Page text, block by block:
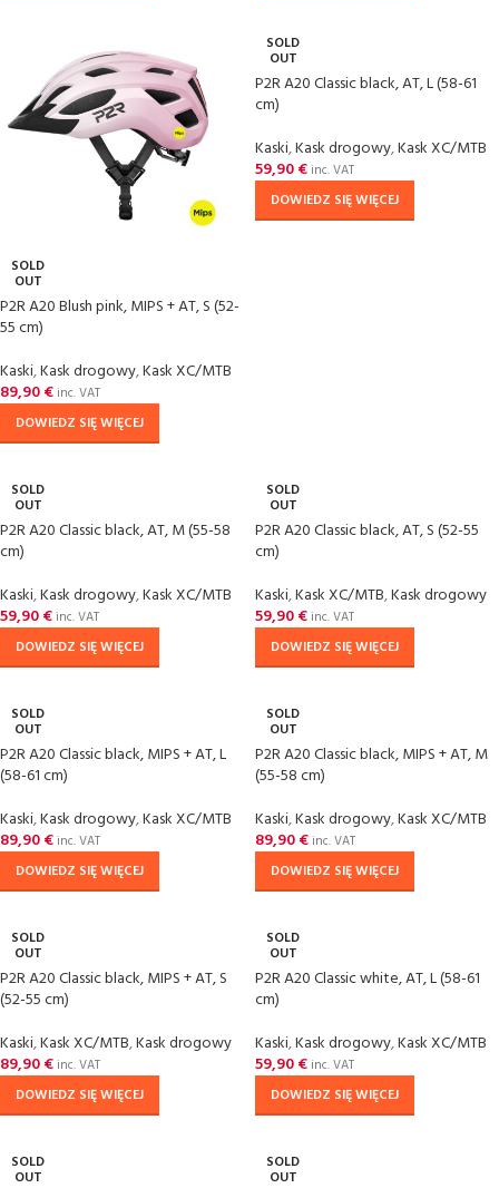
SOLD
OUT
P2R A20 Blush pink, MIPS + AT, S (52-
55 cm)
Kaski,Kask drogowy,Kask XC/MTB
89,90€ inc. VAT
DOWIEDZ SIĘ WIĘCEJ
SOLD
OUT
P2R A20 Classic black, AT, L (58-61
cm)
Kaski,Kask drogowy,Kask XC/MTB
59,90€ inc. VAT
DOWIEDZ SIĘ WIĘCEJ
SOLD
OUT
P2R A20 Classic black, AT, M (55-58
cm)
Kaski,Kask drogowy,Kask XC/MTB
59,90€ inc. VAT
DOWIEDZ SIĘ WIĘCEJ
SOLD
OUT
P2R A20 Classic black, AT, S (52-55
cm)
Kaski,Kask XC/MTB,Kask drogowy
59,90€ inc. VAT
DOWIEDZ SIĘ WIĘCEJ
SOLD
OUT
P2R A20 Classic black, MIPS + AT, L
(58-61 cm)
Kaski,Kask drogowy,Kask XC/MTB
89,90€ inc. VAT
DOWIEDZ SIĘ WIĘCEJ
SOLD
OUT
P2R A20 Classic black, MIPS + AT, M
(55-58 cm)
Kaski,Kask drogowy,Kask XC/MTB
89,90€ inc. VAT
DOWIEDZ SIĘ WIĘCEJ
SOLD
OUT
P2R A20 Classic black, MIPS + AT, S
(52-55 cm)
Kaski,Kask XC/MTB,Kask drogowy
89,90€ inc. VAT
DOWIEDZ SIĘ WIĘCEJ
SOLD
OUT
P2R A20 Classic white, AT, L (58-61
cm)
Kaski,Kask drogowy,Kask XC/MTB
59,90€ inc. VAT
DOWIEDZ SIĘ WIĘCEJ
SOLD
OUT
SOLD
OUT